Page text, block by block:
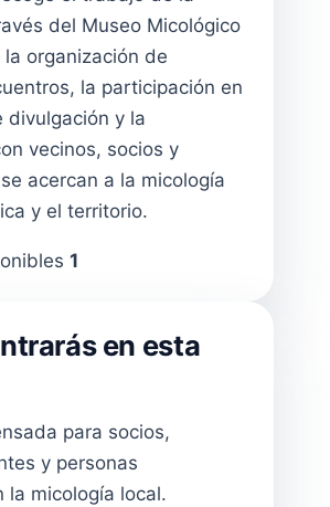
del Museo Micológico
organización de
la participación en
divulgación y la
vecinos, socios y
acercan a la micología
y el territorio.
1
en esta
para socios,
y personas
la micología local.